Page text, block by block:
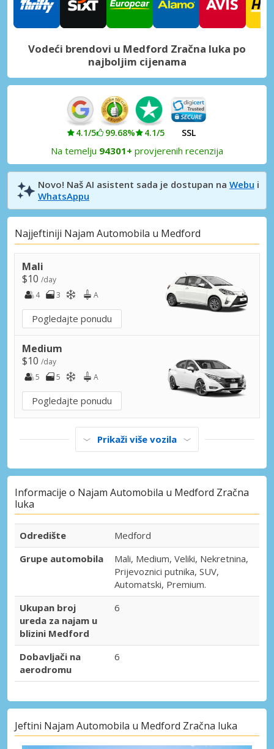
Vodeći brendovi u Medford Zračna luka po
najboljim cijenama
4.1/5 99.68% 4.1/5 SSL
Na temelju 94301+ provjerenih recenzija
Novo! Naš AI asistent sada je dostupan na Webu i
WhatsAppu
Najjeftiniji Najam Automobila u Medford
Mali
$10 /day
4
3 A
Pogledajte ponudu
Medium
$10 /day
5
5 A
Pogledajte ponudu
Prikaži više vozila
Informacije o Najam Automobila u Medford Zračna
luka
Odredište
Medford
Grupe automobila
Mali, Medium, Veliki, Nekretnina,
Prijevoznici putnika, SUV,
Automatski, Premium.
Ukupan broj
ureda za najam u
blizini Medford
6
Dobavljači na
aerodromu
6
Jeftini Najam Automobila u Medford Zračna luka